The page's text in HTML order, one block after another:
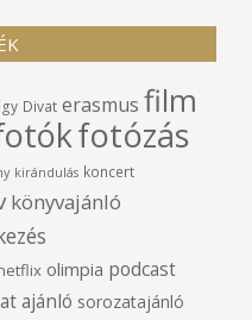
Divat erasmus film
fotózás
kirándulás koncert
könyvajánló
olimpia podcast
ajánló sorozatajánló